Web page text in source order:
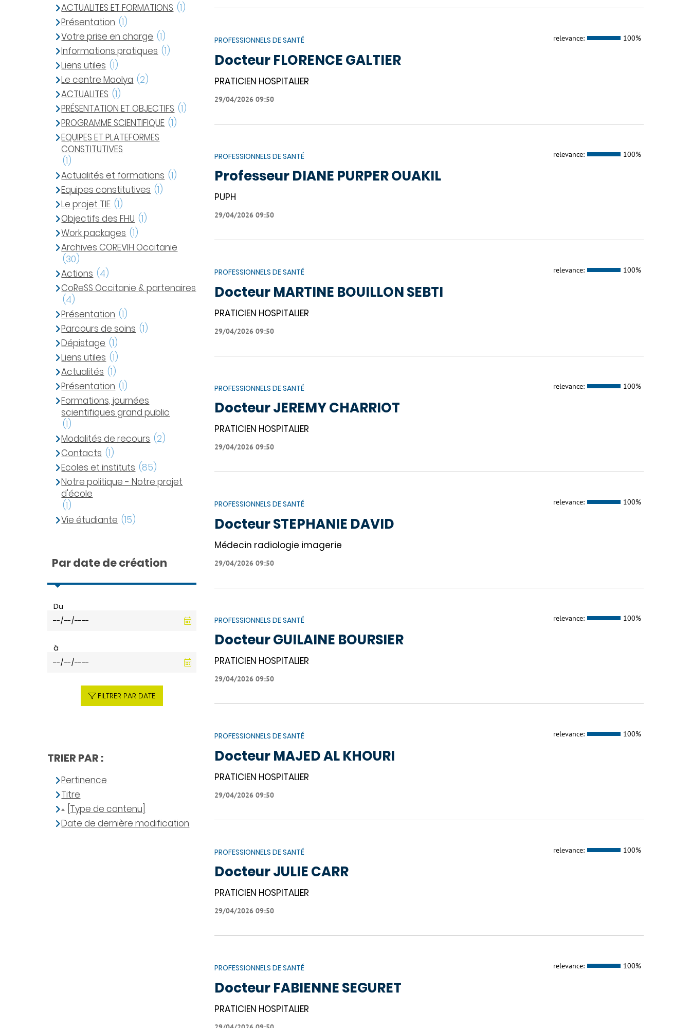
PROFESSIONNELS DE SANTÉ relevance: 100%
Docteur FLORENCE GALTIER
PRATICIEN HOSPITALIER
29/04/2026 09:50
PROFESSIONNELS DE SANTÉ relevance: 100%
Professeur DIANE PURPER OUAKIL
PUPH
29/04/2026 09:50
PROFESSIONNELS DE SANTÉ relevance: 100%
Docteur MARTINE BOUILLON SEBTI
PRATICIEN HOSPITALIER
29/04/2026 09:50
PROFESSIONNELS DE SANTÉ relevance: 100%
Docteur JEREMY CHARRIOT
PRATICIEN HOSPITALIER
29/04/2026 09:50
PROFESSIONNELS DE SANTÉ relevance: 100%
Docteur STEPHANIE DAVID
Médecin radiologie imagerie
29/04/2026 09:50
PROFESSIONNELS DE SANTÉ relevance: 100%
Docteur GUILAINE BOURSIER
PRATICIEN HOSPITALIER
29/04/2026 09:50
PROFESSIONNELS DE SANTÉ relevance: 100%
Docteur MAJED AL KHOURI
PRATICIEN HOSPITALIER
29/04/2026 09:50
PROFESSIONNELS DE SANTÉ relevance: 100%
Docteur JULIE CARR
PRATICIEN HOSPITALIER
29/04/2026 09:50
PROFESSIONNELS DE SANTÉ relevance: 100%
Docteur FABIENNE SEGURET
PRATICIEN HOSPITALIER
ACTUALITES ET FORMATIONS (1)
Présentation (1)
Votre prise en charge (1)
Informations pratiques (1)
Liens utiles (1)
Le centre Maolya (2)
ACTUALITES (1)
PRÉSENTATION ET OBJECTIFS (1)
PROGRAMME SCIENTIFIQUE (1)
EQUIPES ET PLATEFORMES
CONSTITUTIVES
(1)
Actualités et formations (1)
Equipes constitutives (1)
Le projet TIE (1)
Objectifs des FHU (1)
Work packages (1)
Archives COREVIH Occitanie
(30)
Actions (4)
CoReSS Occitanie & partenaires
(4)
Présentation (1)
Parcours de soins (1)
Dépistage (1)
Liens utiles (1)
Actualités (1)
Présentation (1)
Formations, journées
scientifiques grand public
(1)
Modalités de recours (2)
Contacts (1)
Ecoles et instituts (85)
Notre politique - Notre projet
d'école
(1)
Vie étudiante (15)
Par date de création
Du
à
FILTRER PAR DATE
TRIER PAR :
Pertinence
Titre
[Type de contenu]
Date de dernière modification